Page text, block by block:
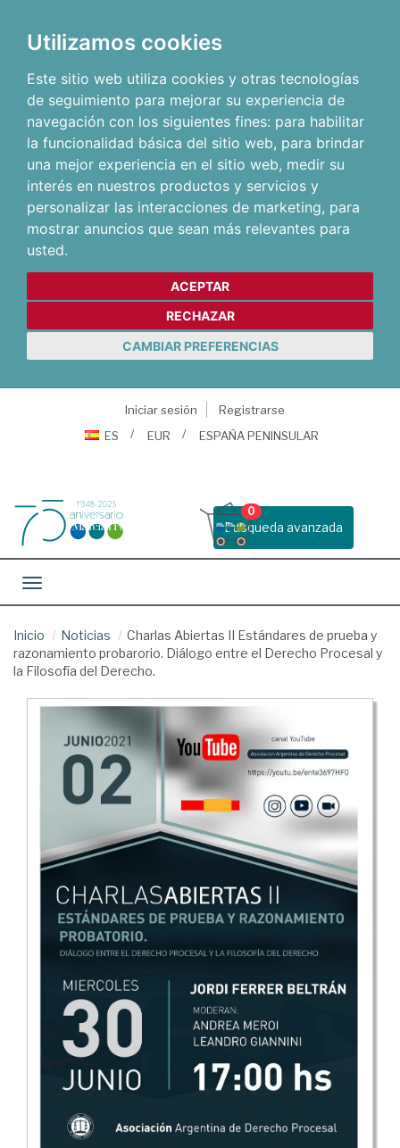
Utilizamos cookies
Este sitio web utiliza cookies y otras tecnologías
de seguimiento para mejorar su experiencia de
navegación con los siguientes fines: para habilitar
la funcionalidad básica del sitio web, para brindar
una mejor experiencia en el sitio web, medir su
interés en nuestros productos y servicios y
personalizar las interacciones de marketing, para
mostrar anuncios que sean más relevantes para
usted.
ACEPTAR
RECHAZAR
CAMBIAR PREFERENCIAS
Iniciar sesión
Registrarse
ES
EUR ESPAÑA PENINSULAR
Busqueda avanzada
0
Toggle navigation
Inicio Noticias
Charlas Abiertas II Estándares de prueba y
razonamiento probarorio. Diálogo entre el Derecho Procesal y
la Filosofía del Derecho.